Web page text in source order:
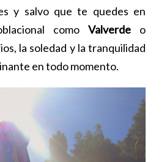
y salvo que te quedes en
como Valverde o
la soledad y la tranquilidad
en todo momento.